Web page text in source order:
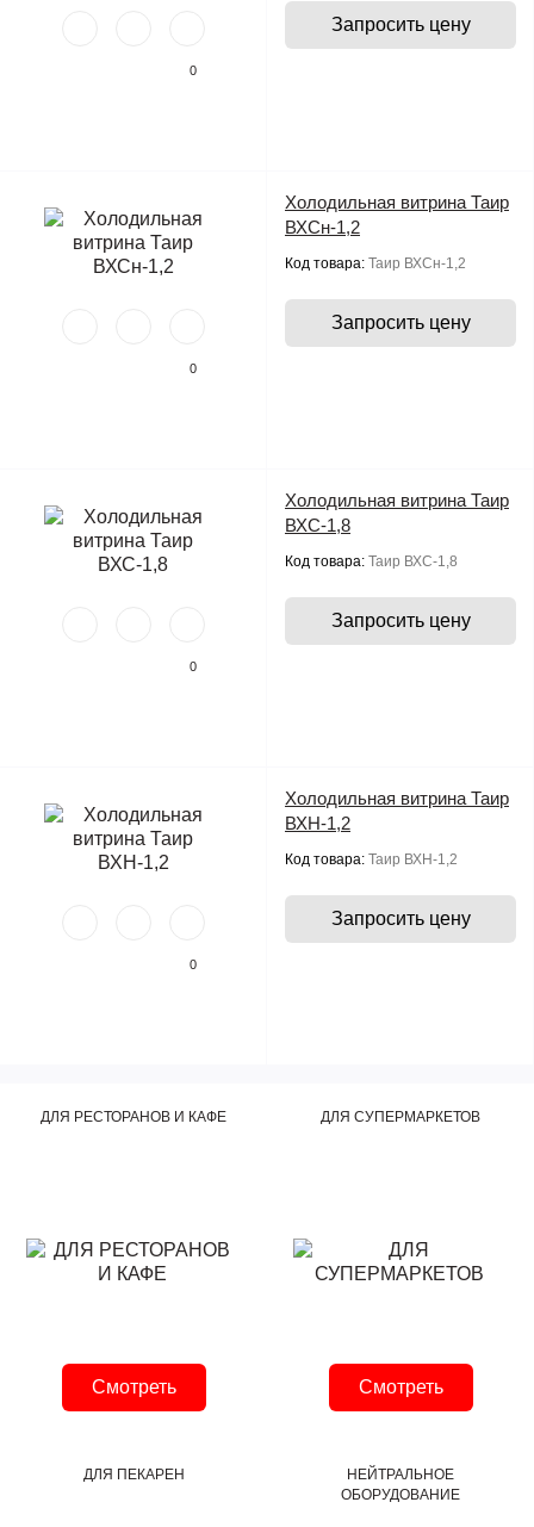
0
Запросить цену
0
Холодильная витрина Таир
ВХСн-1,2
Код товара: Таир ВХСн-1,2
Запросить цену
0
Холодильная витрина Таир
ВХС-1,8
Код товара: Таир ВХС-1,8
Запросить цену
0
Холодильная витрина Таир
ВХН-1,2
Код товара: Таир ВХН-1,2
Запросить цену
ДЛЯ РЕСТОРАНОВ И КАФЕ
Смотреть
ДЛЯ СУПЕРМАРКЕТОВ
Смотреть
ДЛЯ ПЕКАРЕН
НЕЙТРАЛЬНОЕ
ОБОРУДОВАНИЕ